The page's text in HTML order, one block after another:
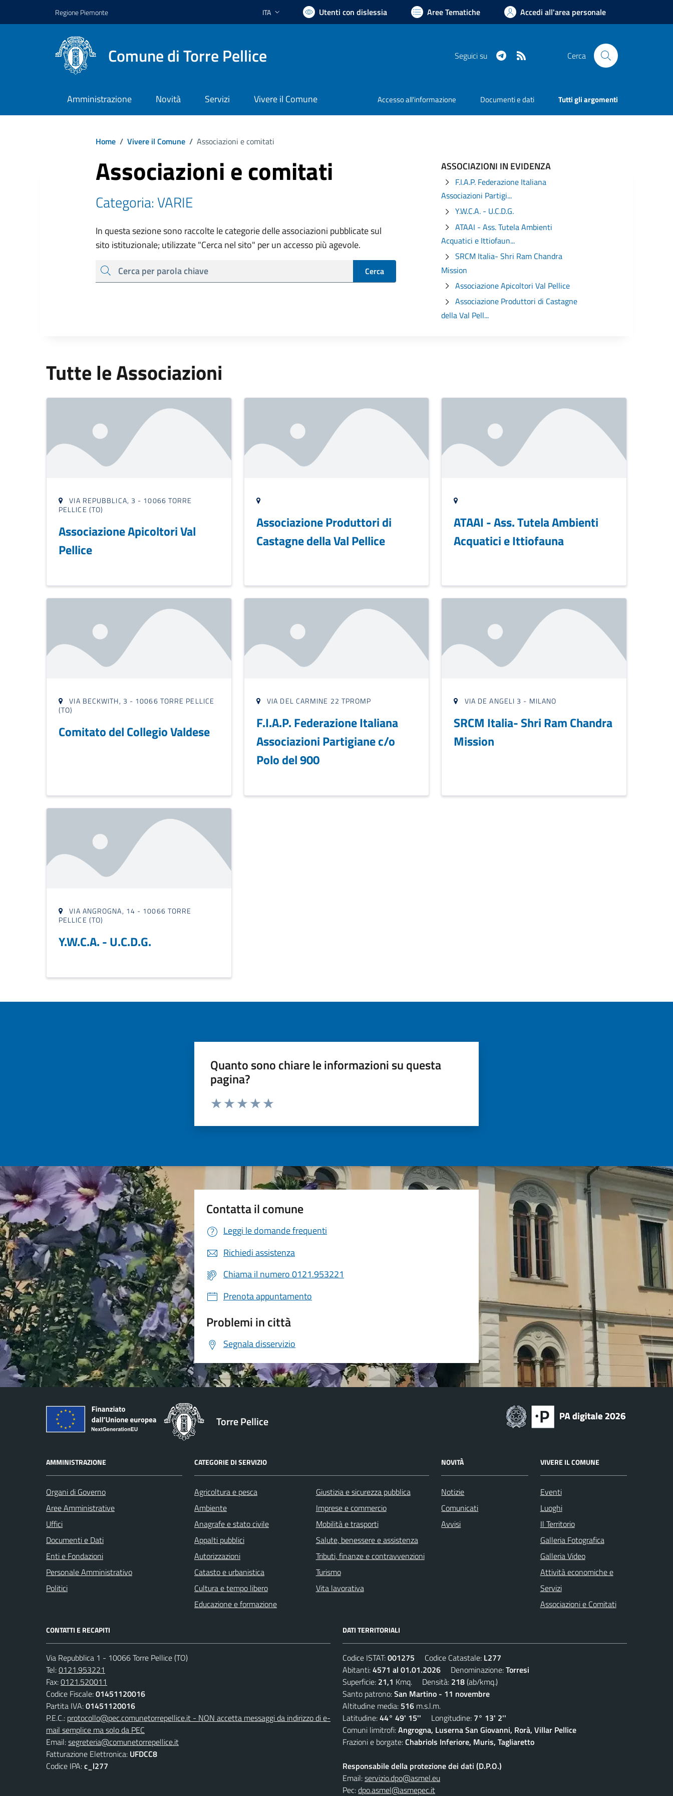
Regione Piemonte Lingua attiva:
ITA Utenti con dislessia Aree Tematiche Accedi all'area personale
Comune di Torre Pellice Seguici su Telegram Cerca
Amministrazione Novità Servizi Vivere il Comune Accesso all'informazione Documenti e dati Tutti gli argomenti
Home / Vivere il Comune / Associazioni e comitati
Associazioni e comitati
Categoria: VARIE
In questa sezione sono raccolte le categorie delle associazioni pubblicate sul
sito istituzionale; utilizzate "Cerca nel sito" per un accesso più agevole.
cerca Cerca
ASSOCIAZIONI IN EVIDENZA
F.I.A.P. Federazione Italiana
Associazioni Partigi...
Y.W.C.A. - U.C.D.G.
ATAAI - Ass. Tutela Ambienti
Acquatici e Ittiofaun...
SRCM Italia- Shri Ram Chandra
Mission
Associazione Apicoltori Val Pellice
Associazione Produttori di Castagne
della Val Pell...
Tutte le Associazioni
VIA REPUBBLICA, 3 - 10066 TORRE
PELLICE (TO)
Associazione Apicoltori Val
Pellice
Associazione Produttori di
Castagne della Val Pellice
ATAAI - Ass. Tutela Ambienti
Acquatici e Ittiofauna
VIA BECKWITH, 3 - 10066 TORRE PELLICE
(TO)
Comitato del Collegio Valdese
VIA DEL CARMINE 22 TPROMP
F.I.A.P. Federazione Italiana
Associazioni Partigiane c/o
Polo del 900
VIA DE ANGELI 3 - MILANO
SRCM Italia- Shri Ram Chandra
Mission
VIA ANGROGNA, 14 - 10066 TORRE
PELLICE (TO)
Y.W.C.A. - U.C.D.G.
Quanto sono chiare le informazioni su questa
pagina?
Valuta da 1 a 5 stelle la pagina
Contatta il comune
Leggi le domande frequenti
Richiedi assistenza
Chiama il numero 0121.953221
Prenota appuntamento
Problemi in città
Segnala disservizio
Torre Pellice
AMMINISTRAZIONE
Organi di Governo
Aree Amministrative
Uffici
Documenti e Dati
Enti e Fondazioni
Personale Amministrativo
Politici
CATEGORIE DI SERVIZIO
Agricoltura e pesca
Ambiente
Anagrafe e stato civile
Appalti pubblici
Autorizzazioni
Catasto e urbanistica
Cultura e tempo libero
Educazione e formazione
Giustizia e sicurezza pubblica
Imprese e commercio
Mobilità e trasporti
Salute, benessere e assistenza
Tributi, finanze e contravvenzioni
Turismo
Vita lavorativa
NOVITÀ
Notizie
Comunicati
Avvisi
VIVERE IL COMUNE
Eventi
Luoghi
Il Territorio
Galleria Fotografica
Galleria Video
Attività economiche e
Servizi
Associazioni e Comitati
CONTATTI E RECAPITI
Via Repubblica 1 - 10066 Torre Pellice (TO)
Tel:0121.953221
Fax:0121.520011
Codice Fiscale:01451120016
Partita IVA:01451120016
P.E.C.: protocollo@pec.comunetorrepellice.it - NON accetta messaggi da indirizzo di e-
mail semplice ma solo da PEC
Email:segreteria@comunetorrepellice.it
Fatturazione Elettronica: UFDCC8
Codice IPA:c_l277
DATI TERRITORIALI
Codice ISTAT:001275 Codice Catastale: L277
Abitanti:4571 al 01.01.2026 Denominazione:Torresi
Superficie: 21,1 Kmq. Densità: 218(ab/kmq.)
Santo patrono:San Martino - 11 novembre
Altitudine media: 516 m.s.l.m.
Latitudine:44° 49' 15'' Longitudine: 7° 13' 2''
Comuni limitrofi:Angrogna, Luserna San Giovanni, Rorà, Villar Pellice
Frazioni e borgate:Chabriols Inferiore, Muris, Tagliaretto
Responsabile della protezione dei dati (D.P.O.)
Email:servizio.dpo@asmel.eu
Pec:dpo.asmel@asmepec.it